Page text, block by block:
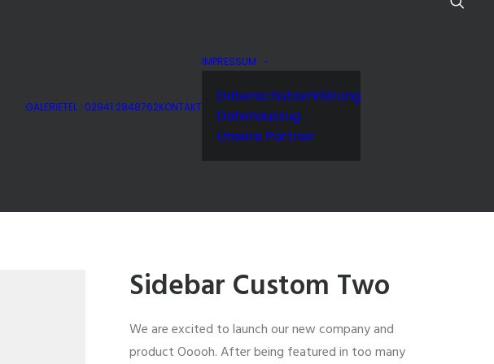
GALERIETEL.: 02941 2848762KONTAKT
IMPRESSUM
Datenschutzerklärung
Datenauszug
Unsere Partner
Sidebar Custom Two
We are excited to launch our new company and
product Ooooh. After being featured in too many